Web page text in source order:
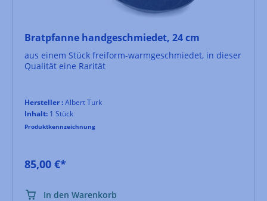
Bratpfanne handgeschmiedet, 24 cm
aus einem Stück freiform-warmgeschmiedet, in dieser
Qualität eine Rarität
Hersteller :Albert Turk
Inhalt: 1 Stück
Produktkennzeichnung
85,00 €*
In den Warenkorb